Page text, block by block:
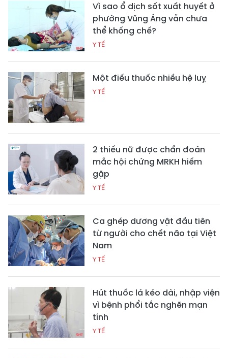
Vì sao ổ dịch sốt xuất huyết ở
phường Vũng Áng vẫn chưa
thể khống chế?
Y TẾ
Một điếu thuốc nhiều hệ luỵ
Y TẾ
2 thiếu nữ được chẩn đoán
mắc hội chứng MRKH hiếm
gặp
Y TẾ
Ca ghép dương vật đầu tiên
từ người cho chết não tại Việt
Nam
Y TẾ
Hút thuốc lá kéo dài, nhập viện
vì bệnh phổi tắc nghẽn mạn
tính
Y TẾ